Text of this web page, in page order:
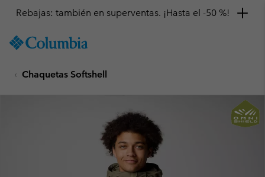
TO
SKIP
Rebajas: también en superventas. ¡Hasta el -50 %!
Chaquetas Softshell